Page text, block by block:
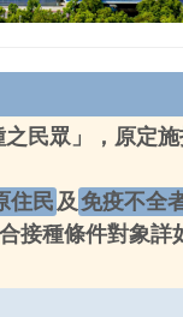
民眾」，原定
住民 及 免疫不全
接種條件對象詳